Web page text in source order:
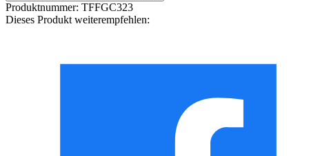
Produktnummer: TFFGC323
Dieses Produkt weiterempfehlen: